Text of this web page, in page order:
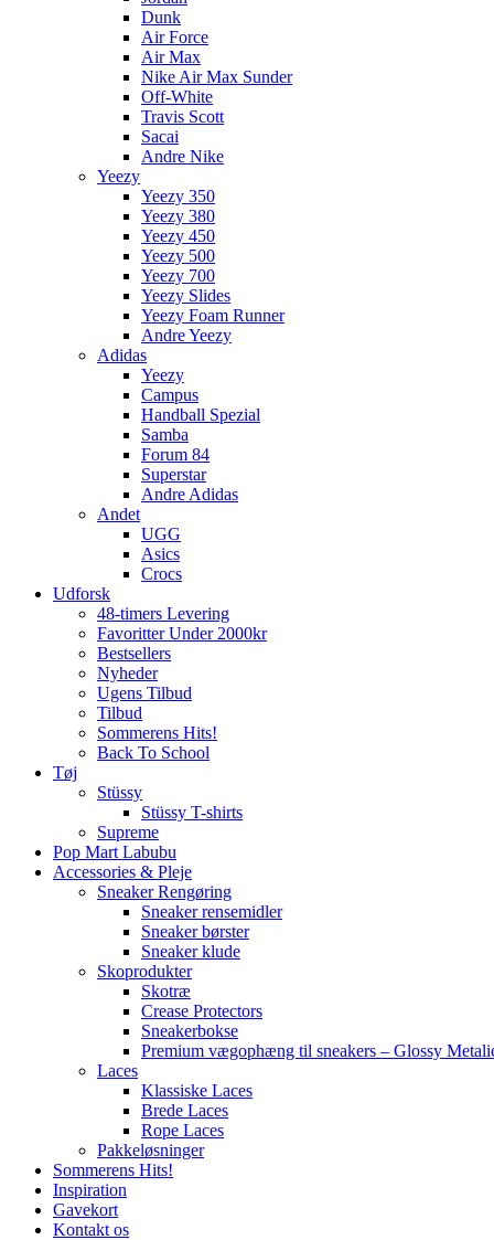
Dunk
Air Force
Air Max
Nike Air Max Sunder
Off-White
Travis Scott
Sacai
Andre Nike
Yeezy
Yeezy 350
Yeezy 380
Yeezy 450
Yeezy 500
Yeezy 700
Yeezy Slides
Yeezy Foam Runner
Andre Yeezy
Adidas
Yeezy
Campus
Handball Spezial
Samba
Forum 84
Superstar
Andre Adidas
Andet
UGG
Asics
Crocs
Udforsk
48-timers Levering
Favoritter Under 2000kr
Bestsellers
Nyheder
Ugens Tilbud
Tilbud
Sommerens Hits!
Back To School
Tøj
Stüssy
Stüssy T-shirts
Supreme
Pop Mart Labubu
Accessories & Pleje
Sneaker Rengøring
Sneaker rensemidler
Sneaker børster
Sneaker klude
Skoprodukter
Skotræ
Crease Protectors
Sneakerbokse
Premium vægophæng til sneakers – Glossy
Laces
Klassiske Laces
Brede Laces
Rope Laces
Pakkeløsninger
Sommerens Hits!
Inspiration
Gavekort
Kontakt os